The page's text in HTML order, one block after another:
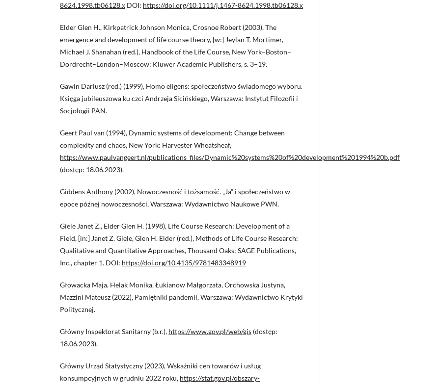
8624.1998.tb06128.x DOI: https://doi.org/10.1111/j.1467-8624.1998.tb06128.x
Elder Glen H., Kirkpatrick Johnson Monica, Crosnoe Robert (2003), The
emergence and development of life course theory, [w:] Jeylan T. Mortimer,
Michael J. Shanahan (red.), Handbook of the Life Course, New York–Boston–
Dordrecht–London–Moscow: Kluwer Academic Publishers, s. 3–19.
Gawin Dariusz (red.) (1999), Homo eligens: społeczeństwo świadomego wyboru.
Księga jubileuszowa ku czci Andrzeja Sicińskiego, Warszawa: Instytut Filozofii i
Socjologii PAN.
Geert Paul van (1994), Dynamic systems of development: Change between
complexity and chaos, New York: Harvester Wheatsheaf,
https://www.paulvangeert.nl/publications_files/Dynamic%20systems%20of%20development%201994%20b.pdf
(dostęp: 18.06.2023).
Giddens Anthony (2002), Nowoczesność i tożsamość. „Ja” i społeczeństwo w
epoce późnej nowoczesności, Warszawa: Wydawnictwo Naukowe PWN.
Giele Janet Z., Elder Glen H. (1998), Life Course Research: Development of a
Field, [in:] Janet Z. Giele, Glen H. Elder (red.), Methods of Life Course Research:
Qualitative and Quantitative Approaches, Thousand Oaks: SAGE Publications,
Inc., chapter 1. DOI: https://doi.org/10.4135/9781483348919
Głowacka Maja, Helak Monika, Łukianow Małgorzata, Orchowska Justyna,
Mazzini Mateusz (2022), Pamiętniki pandemii, Warszawa: Wydawnictwo Krytyki
Politycznej.
Główny Inspektorat Sanitarny (b.r.), https://www.gov.pl/web/gis (dostęp:
18.06.2023).
Główny Urząd Statystyczny (2023), Wskaźniki cen towarów i usług
konsumpcyjnych w grudniu 2022 roku, https://stat.gov.pl/obszary-